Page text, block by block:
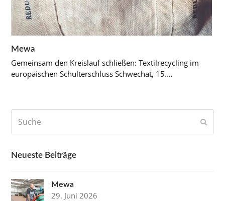
Mewa
Gemeinsam den Kreislauf schließen: Textilrecycling im
europäischen Schulterschluss Schwechat, 15.…
Neueste Beiträge
Mewa
29. Juni 2026